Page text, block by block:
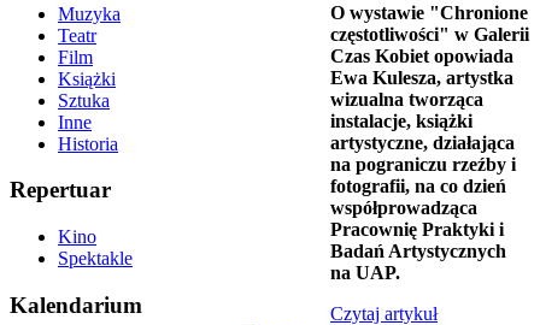
Muzyka
Teatr
Film
Książki
Sztuka
Inne
Historia
Repertuar
Kino
Spektakle
Kalendarium
O wystawie "Chronione
częstotliwości" w Galerii
Czas Kobiet opowiada
Ewa Kulesza, artystka
wizualna tworząca
instalacje, książki
artystyczne, działająca
na pograniczu rzeźby i
fotografii, na co dzień
współprowadząca
Pracownię Praktyki i
Badań Artystycznych
na UAP.
Czytaj artykuł